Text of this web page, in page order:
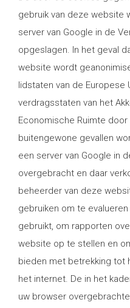
gebruik van deze website
server van Google in de
opgeslagen. In het geval
website wordt
lidstaten van de Europese
verdragsstaten van het
Economische Ruimte
buitengewone gevallen
een server van Google in
overgebracht en daar
beheerder van deze
gebruiken om te
gebruikt, om rapporten
website op te stellen en
bieden met betrekking tot
het internet. De in het
uw browser